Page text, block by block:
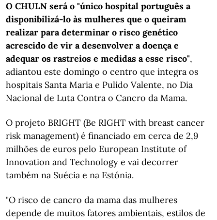
O CHULN será o "único hospital português a
disponibilizá-lo às mulheres que o queiram
realizar para determinar o risco genético
acrescido de vir a desenvolver a doença e
adequar os rastreios e medidas a esse risco",
adiantou este domingo o centro que integra os
hospitais Santa Maria e Pulido Valente, no Dia
Nacional de Luta Contra o Cancro da Mama.
O projeto BRIGHT (Be RIGHT with breast cancer
risk management) é financiado em cerca de 2,9
milhões de euros pelo European Institute of
Innovation and Technology e vai decorrer
também na Suécia e na Estónia.
"O risco de cancro da mama das mulheres
depende de muitos fatores ambientais, estilos de